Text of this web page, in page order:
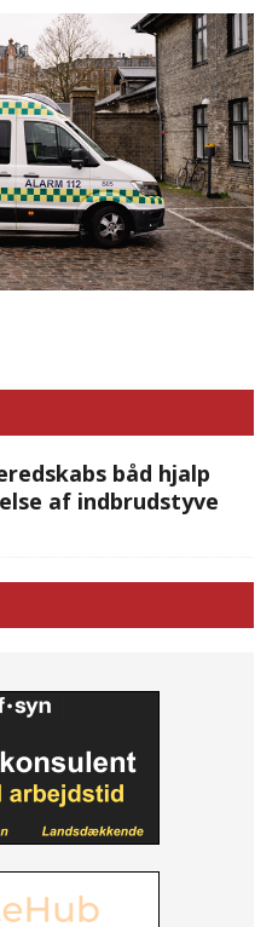
båd hjalp
af indbrudstyve